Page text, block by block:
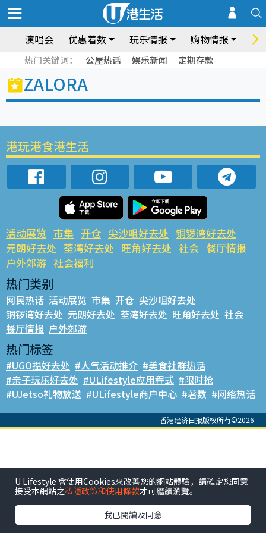
演唱会 优惠着数 玩乐情报 购物情报 饮
热门关键词： 公屋热话 娱乐新闻 定期存款
ZALORA
港玩港食港生活
活动展览 市集 开仓 尖沙咀好去处 铜锣湾好去处
元朗好去处 荃湾好去处 旺角好去处 社会 餐厅情报
户外郊游 社会福利
热门类别
网民热话 活动展览 市集 开仓 尖沙咀好去处
铜锣湾好去处 元朗好去处 荃湾好去处 旺角好去处 社会
餐厅情报 户外郊游
热门标签
#UGO揾好去处 #人气活动推介 #美食社群热话
#亲子玩乐好去处 #ULifestyle应用程式 #限时抢
#UJetso礼物放送 #ULifestyle商户中心 #著数 #网络热话
香港经济日报版权所有©2026
U Lifestyle 會使用Cookies來改善您的網站體驗，請確定您同意
接受本網站之私隱政策和使用條款才可繼續瀏覽。
我已閱讀及同意